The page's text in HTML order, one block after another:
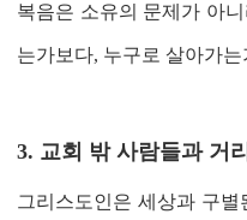
복음은 소유의 문제가 아
는가보다, 누구로 살아가
3. 교회 밖 사람들과 거
그리스도인은 세상과 구